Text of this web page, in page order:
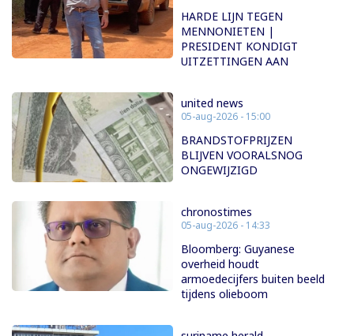
HARDE LIJN TEGEN
MENNONIETEN |
PRESIDENT KONDIGT
UITZETTINGEN AAN
united news
05-aug-2026 - 15:00
BRANDSTOFPRIJZEN
BLIJVEN VOORALSNOG
ONGEWIJZIGD
chronostimes
05-aug-2026 - 14:33
Bloomberg: Guyanese
overheid houdt
armoedecijfers buiten beeld
tijdens olieboom